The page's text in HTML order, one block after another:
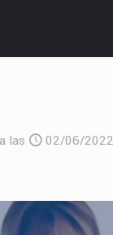
a las 02/06/2022